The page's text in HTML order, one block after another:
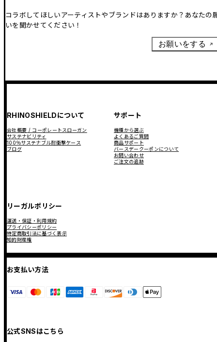
コラボしてほしいアーティストやブランドはありますか？あなたの
いを聞かせてください！
お願いをする
RHINOSHIELDについて
会社概要 / コーポレートスローガン
サステナビリティ
100％サステナブル耐衝撃ケース
ブログ
サポート
機種から選ぶ
よくあるご質問
商品サポート
バースデークーポンについて
お問い合わせ
ご注文の追跡
リーガルポリシー
運送・保証・利用規約
プライバシーポリシー
特定商取引法に基づく表示
知的財産権
お支払い方法
公式SNSはこちら